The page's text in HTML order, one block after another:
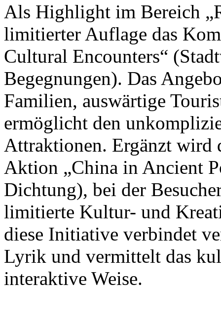
Als Highlight im Bereich
limitierter Auflage das
Cultural Encounters“
Begegnungen). Das
Familien, auswärtige
ermöglicht den
Attraktionen. Ergänzt wird
Aktion „China in Ancient
Dichtung), bei der
limitierte Kultur- und
diese Initiative verbindet
Lyrik und vermittelt das
interaktive Weise.